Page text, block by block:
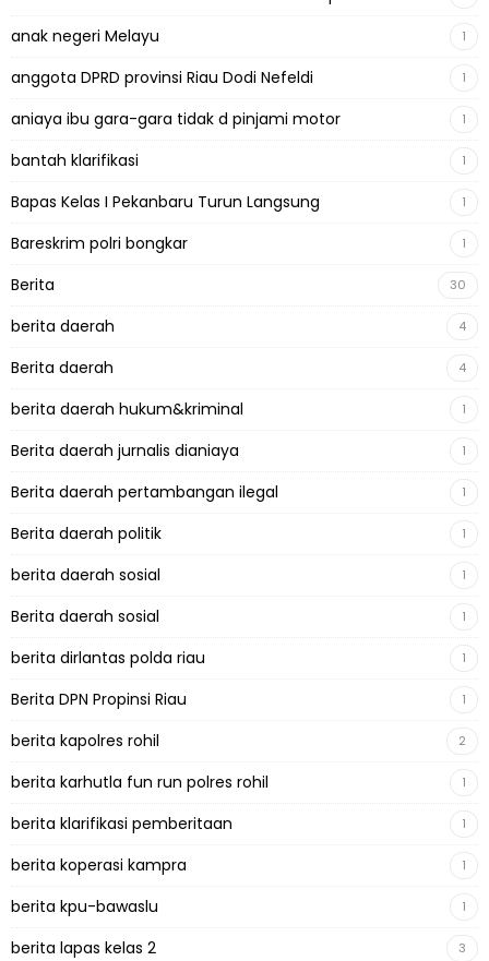
anak negeri Melayu 1
anggota DPRD provinsi Riau Dodi Nefeldi 1
aniaya ibu gara-gara tidak d pinjami motor 1
bantah klarifikasi 1
Bapas Kelas I Pekanbaru Turun Langsung 1
Bareskrim polri bongkar 1
Berita 30
berita daerah 4
Berita daerah 4
berita daerah hukum&kriminal 1
Berita daerah jurnalis dianiaya 1
Berita daerah pertambangan ilegal 1
Berita daerah politik 1
berita daerah sosial 1
Berita daerah sosial 1
berita dirlantas polda riau 1
Berita DPN Propinsi Riau 1
berita kapolres rohil 2
berita karhutla fun run polres rohil 1
berita klarifikasi pemberitaan 1
berita koperasi kampra 1
berita kpu-bawaslu 1
berita lapas kelas 2 3